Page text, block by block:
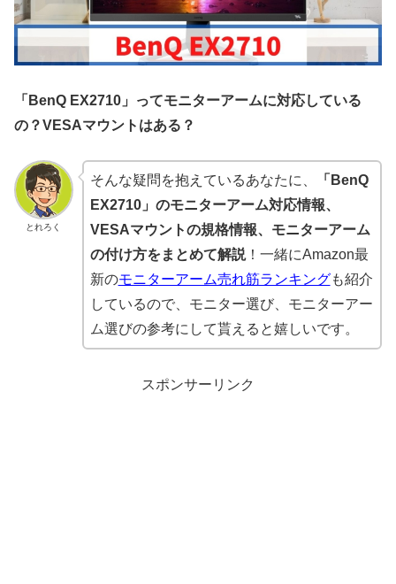
「BenQ EX2710」ってモニターアームに対応している
の？VESAマウントはある？
とれろく
そんな疑問を抱えているあなたに、
「BenQ
EX2710」のモニターアーム対応情報、
VESAマウントの規格情報、モニターアーム
の付け方をまとめて解説！一緒にAmazon最
新のモニターアーム売れ筋ランキングも紹介
しているので、モニター選び、モニターアー
ム選びの参考にして貰えると嬉しいです。
スポンサーリンク